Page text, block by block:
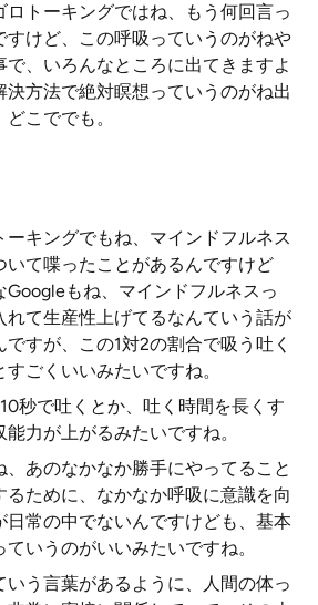
ロトーキングではね、もう何回言っ
すけど、この呼吸っていうのがねや
で、いろんなところに出てきますよ
決方法で絶対瞑想っていうのがね出
こででも。
ーキングでもね、マインドフルネス
いて喋ったことがあるんですけど
Googleもね、マインドフルネスっ
れて生産性上げてるなんていう話が
すが、この1対2の割合で吸う吐く
ごくいいみたいですね。
秒で吐くとか、吐く時間を長くす
力が上がるみたいですね。
、あのなかなか勝手にやってること
るために、なかなか呼吸に意識を向
日常の中でないんですけども、基本
いうのがいいみたいですね。
う言葉があるように、人間の体っ